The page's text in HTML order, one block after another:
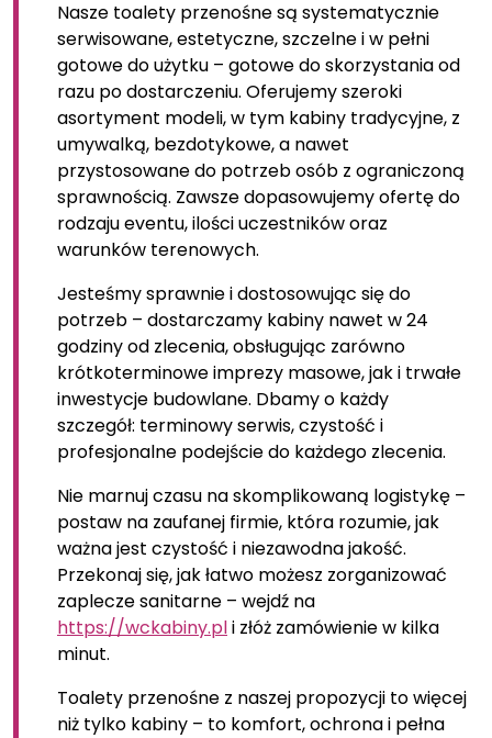
Nasze toalety przenośne są systematycznie
serwisowane, estetyczne, szczelne i w pełni
gotowe do użytku – gotowe do skorzystania od
razu po dostarczeniu. Oferujemy szeroki
asortyment modeli, w tym kabiny tradycyjne, z
umywalką, bezdotykowe, a nawet
przystosowane do potrzeb osób z ograniczoną
sprawnością. Zawsze dopasowujemy ofertę do
rodzaju eventu, ilości uczestników oraz
warunków terenowych.
Jesteśmy sprawnie i dostosowując się do
potrzeb – dostarczamy kabiny nawet w 24
godziny od zlecenia, obsługując zarówno
krótkoterminowe imprezy masowe, jak i trwałe
inwestycje budowlane. Dbamy o każdy
szczegół: terminowy serwis, czystość i
profesjonalne podejście do każdego zlecenia.
Nie marnuj czasu na skomplikowaną logistykę –
postaw na zaufanej firmie, która rozumie, jak
ważna jest czystość i niezawodna jakość.
Przekonaj się, jak łatwo możesz zorganizować
zaplecze sanitarne – wejdź na
https://wckabiny.pli złóż zamówienie w kilka
minut.
Toalety przenośne z naszej propozycji to więcej
niż tylko kabiny – to komfort, ochrona i pełna